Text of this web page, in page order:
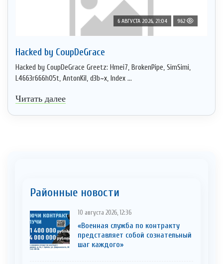
6 АВГУСТА 2026, 21:04 962
Hacked by CoupDeGrace
Hacked by CoupDeGrace Greetz: Hmei7, BrokenPipe, SimSimi,
L4663r666h05t, AntonKil, d3b~x, Index ...
Читать далее
Районные новости
10 августа 2026, 12:36
«Военная служба по контракту
представляет собой сознательный
шаг каждого»